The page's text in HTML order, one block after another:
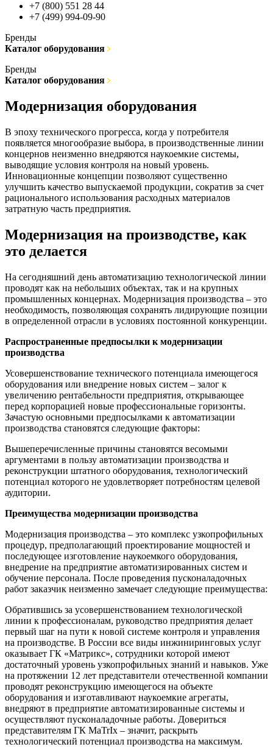
+7 (800) 551 28 44
+7 (499) 994-09-90
Бренды
Каталог оборудования
Бренды
Каталог оборудования
Модернизация оборудования
В эпоху технического прогресса, когда у потребителя
появляется многообразие выбора, в производственные линии
концернов неизменно внедряются наукоемкие системы,
выводящие условия контроля на новый уровень.
Инновационные концепции позволяют существенно
улучшить качество выпускаемой продукции, сократив за счет
рационального использования расходных материалов
затратную часть предприятия.
Модернизация на производстве, как
это делается
На сегодняшний день автоматизацию технологической линии
проводят как на небольших объектах, так и на крупных
промышленных концернах. Модернизация производства – это
необходимость, позволяющая сохранять лидирующие позиции
в определенной отрасли в условиях постоянной конкуренции.
Распространенные предпосылки к модернизации
производства
Усовершенствование технического потенциала имеющегося
оборудования или внедрение новых систем – залог к
увеличению рентабельности предприятия, открывающее
перед корпорацией новые профессиональные горизонты.
Зачастую основными предпосылками к автоматизации
производства становятся следующие факторы:
Вышеперечисленные причины становятся весомыми
аргументами в пользу автоматизации производства и
реконструкции штатного оборудования, технологический
потенциал которого не удовлетворяет потребностям целевой
аудитории.
Преимущества модернизации производства
Модернизация производства – это комплекс узкопрофильных
процедур, предполагающий проектирование мощностей и
последующее изготовление наукоемкого оборудования,
внедрение на предприятие автоматизированных систем и
обучение персонала. После проведения пусконаладочных
работ заказчик неизменно замечает следующие преимущества:
Обратившись за усовершенствованием технологической
линии к профессионалам, руководство предприятия делает
первый шаг на пути к новой системе контроля и управления
на производстве. В России все виды инжиниринговых услуг
оказывает ГК «Матрикс», сотрудники которой имеют
достаточный уровень узкопрофильных знаний и навыков. Уже
на протяжении 12 лет представители отечественной компании
проводят реконструкцию имеющегося на объекте
оборудования и изготавливают наукоемкие агрегаты,
внедряют в предприятие автоматизированные системы и
осуществляют пусконаладочные работы. Довериться
представителям ГК MaTrIx – значит, раскрыть
технологический потенциал производства на максимум.